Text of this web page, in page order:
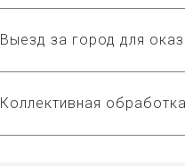
Выезд за город для
Коллективная обработка